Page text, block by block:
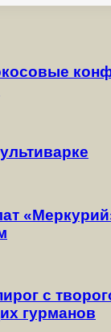
с
гурманов